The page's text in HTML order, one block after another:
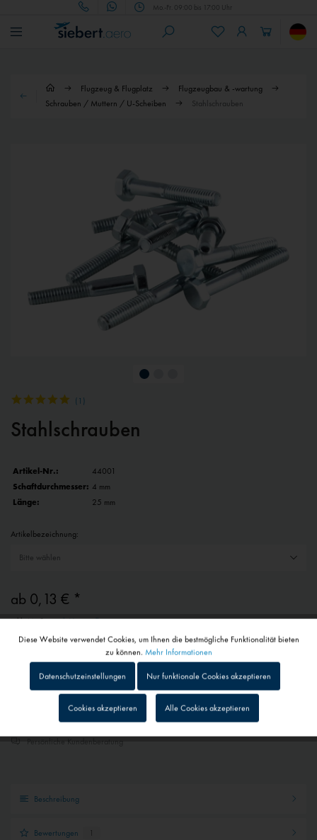
Mo.-Fr. 09:00 bis 17:00 Uhr
Flugzeug & Flugplatz
Flugzeugbau & -wartung
Schrauben / Muttern / U-Scheiben
Stahlschrauben
(1 )
Stahlschrauben
Artikel-Nr.:
44001
Schaftdurchmesser: 4 mm
Länge:
25 mm
Artikelbezeichnung:
ab 0,13 € *
inkl. MwSt.zzgl. Versandkosten
In denWarenkorb Merken
Schneller Versand
Sendungsverfolgung bei Paketen
Persönliche Kundenberatung
Beschreibung
Bewertungen 1
Tracking Inaktiv
Personalisierung Inaktiv
Diese Website verwendet Cookies, um Ihnen die bestmögliche Funktionalität bieten
zu können. Mehr Informationen
Datenschutzeinstellungen Nur funktionale Cookies akzeptieren
Cookies akzeptieren Alle Cookies akzeptieren